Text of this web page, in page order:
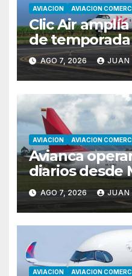
AVIACION AVIACION
Clic Air
de
rutas hacia
AGO 7, 2026 JUAN
AVIACION AVIACION
Avianca
diarios desde
Asunción
AGO 7, 2026 JUAN
AVIACION AVIACION